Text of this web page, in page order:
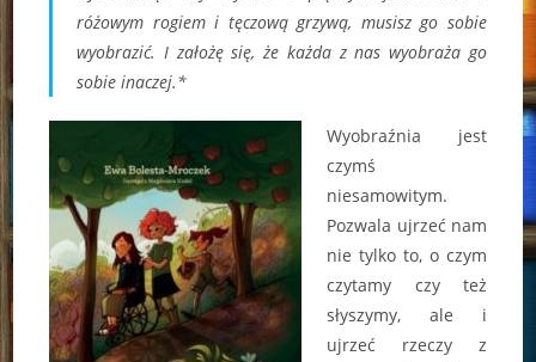
różowym rogiem i tęczową grzywą, musisz go sobie
wyobrazić. I założę się, że każda z nas wyobraża go
sobie inaczej.*
Wyobraźnia jest
czymś
niesamowitym.
Pozwala ujrzeć nam
nie tylko to, o czym
czytamy czy też
słyszymy, ale i
ujrzeć rzeczy z